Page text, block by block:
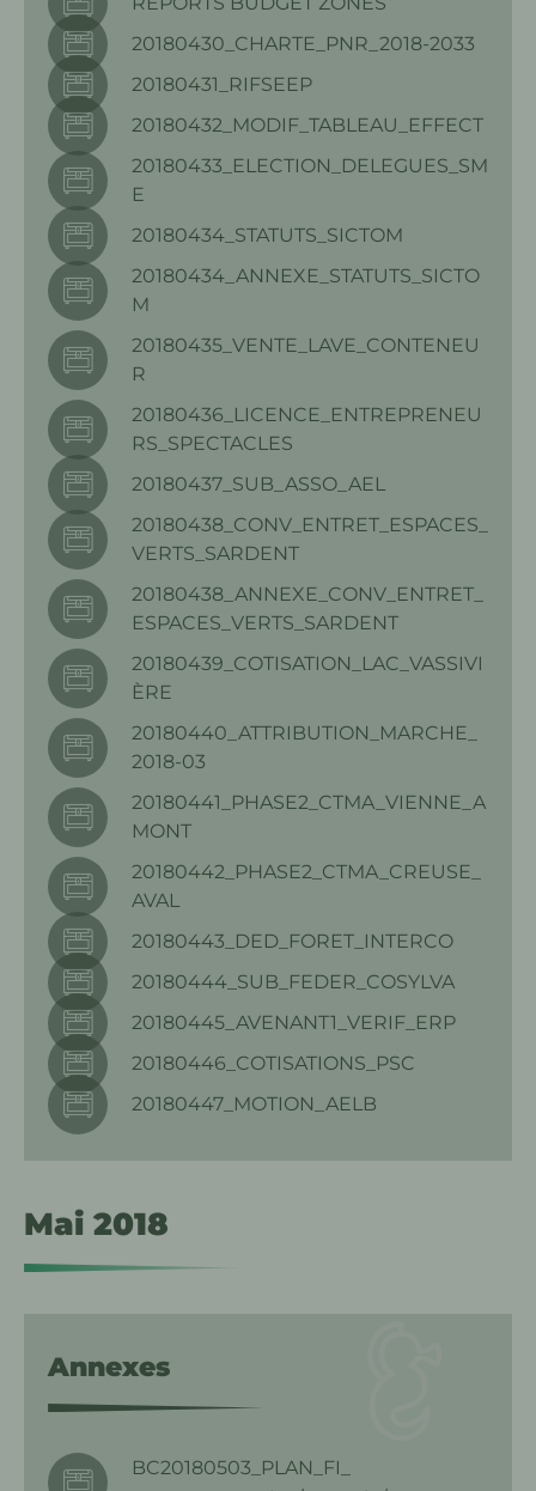
20180430_CHARTE_PNR_2018-2033
20180431_RIFSEEP
20180432_MODIF_TABLEAU_EFFECT
20180433_ELECTION_DELEGUES_SM
E
20180434_STATUTS_SICTOM
20180434_ANNEXE_STATUTS_SICTO
M
20180435_VENTE_LAVE_CONTENEU
R
20180436_LICENCE_ENTREPRENEU
RS_SPECTACLES
20180437_SUB_ASSO_AEL
20180438_CONV_ENTRET_ESPACES_
VERTS_SARDENT
20180438_ANNEXE_CONV_ENTRET_
ESPACES_VERTS_SARDENT
20180439_COTISATION_LAC_VASSIVI
ÈRE
20180440_ATTRIBUTION_MARCHE_
2018-03
20180441_PHASE2_CTMA_VIENNE_A
MONT
20180442_PHASE2_CTMA_CREUSE_
AVAL
20180443_DED_FORET_INTERCO
20180444_SUB_FEDER_COSYLVA
20180445_AVENANT1_VERIF_ERP
20180446_COTISATIONS_PSC
20180447_MOTION_AELB
Mai 2018
Annexes
BC20180503_PLAN_FI_